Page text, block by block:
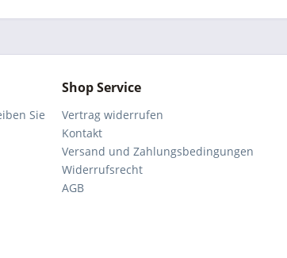
Sie
Shop Service
Vertrag widerrufen
Kontakt
Versand und Zahlungsbedingungen
Widerrufsrecht
AGB